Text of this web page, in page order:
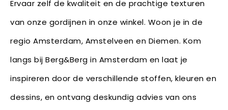
Ervaar zelf de kwaliteit en de prachtige texturen
van onze gordijnen in onze winkel. Woon je in de
regio Amsterdam, Amstelveen en Diemen. Kom
langs bij Berg&Berg in Amsterdam en laat je
inspireren door de verschillende stoffen, kleuren en
dessins, en ontvang deskundig advies van ons